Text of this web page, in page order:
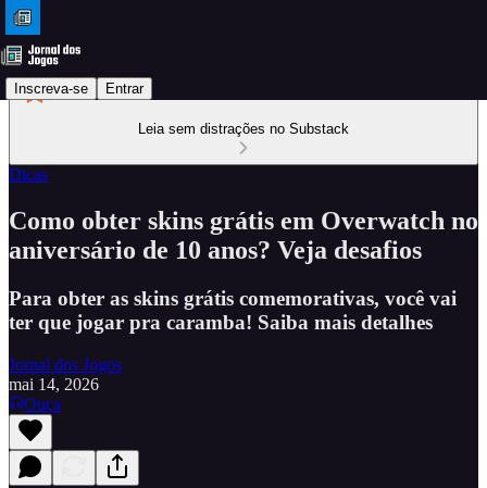
Inscreva-se Entrar
Leia sem distrações no Substack
Dicas
Como obter skins grátis em Overwatch no
aniversário de 10 anos? Veja desafios
Para obter as skins grátis comemorativas, você vai
ter que jogar pra caramba! Saiba mais detalhes
Jornal dos Jogos
mai 14, 2026
Ouça